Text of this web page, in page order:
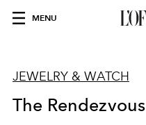
MENU
JEWELRY & WATCH
The Rendezvous